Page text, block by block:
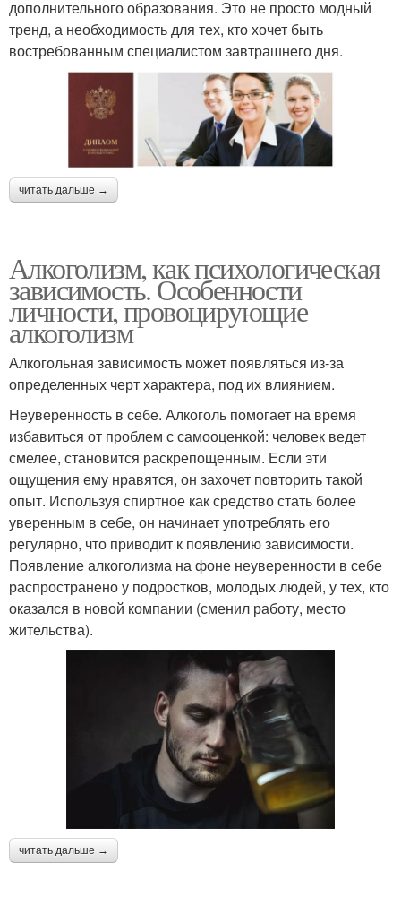
дополнительного образования. Это не просто модный
тренд, а необходимость для тех, кто хочет быть
востребованным специалистом завтрашнего дня.
читать дальше →
Алкоголизм, как психологическая
зависимость. Особенности
личности, провоцирующие
алкоголизм
Алкогольная зависимость может появляться из-за
определенных черт характера, под их влиянием.
Неуверенность в себе. Алкоголь помогает на время
избавиться от проблем с самооценкой: человек ведет
смелее, становится раскрепощенным. Если эти
ощущения ему нравятся, он захочет повторить такой
опыт. Используя спиртное как средство стать более
уверенным в себе, он начинает употреблять его
регулярно, что приводит к появлению зависимости.
Появление алкоголизма на фоне неуверенности в себе
распространено у подростков, молодых людей, у тех, кто
оказался в новой компании (сменил работу, место
жительства).
читать дальше →